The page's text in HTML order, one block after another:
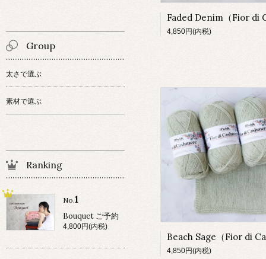
4,850円(内税)
4,850円(内税)
Group
太さで選ぶ
素材で選ぶ
Ranking
No.1
Bouquet ご予約
4,800円(内税)